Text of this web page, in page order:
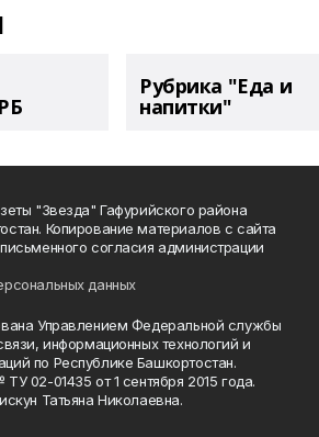
Рубрика "Еда и
напитки"
"Звезда" Гафурийского района
Копирование материалов с сайта
согласия администрации
данных
Управлением Федеральной службы
информационных технологий и
по Республике Башкортостан.
02-01435 от 1 сентября 2015 года.
Татьяна Николаевна.